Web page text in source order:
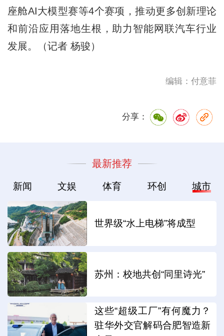
座舱AI大模型赛等4个赛项，推动更多创新理论
和前沿应用落地生根，助力智能网联汽车行业
发展。（记者 杨骏）
编辑：付意菲
分享：
最新推荐
新闻 文娱 体育 环创 城市
世界级“水上电梯”将成型
苏州：校地共创“同里诗光”
这些“超级工厂”有何魔力？
驻华外交官解码合肥智造新